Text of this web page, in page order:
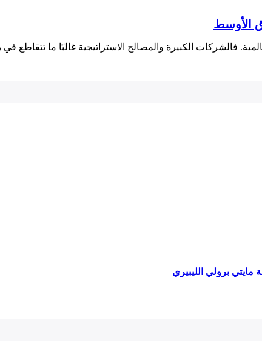
الأوسط
فالشركات الكبيرة والمصالح الاستراتيجية غالبًا ما تتقاطع
مايتي برولي الليبيري